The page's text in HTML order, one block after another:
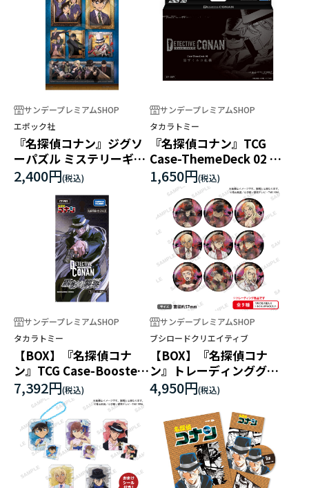
サンデープレミアムSHOP
エポック社
『名探偵コナン』ジグソ
ーパズル ミステリーギャ
ラリーレフト
2,400円
サンデープレミアムSHOP
タカラトミー
『名探偵コナン』TCG
Case-ThemeDeck 02 黒
ずくめの組織
1,650円
サンデープレミアムSHOP
タカラトミー
【BOX】『名探偵コナ
ン』TCG Case-Booster
03 黒影の襲来
7,392円
サンデープレミアムSHOP
ブシロードクリエイティブ
【BOX】『名探偵コナ
ン』トレーディンググリ
ッターホログラム缶バッ
ジ BLACK
4,950円